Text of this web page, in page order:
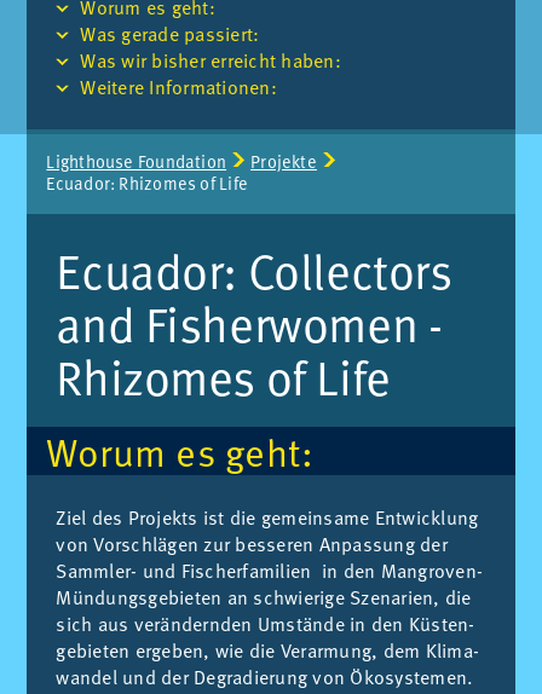
Wor­um es geht:
Was ge­ra­de pas­siert:
Was wir bis­her er­reicht ha­ben:
Wei­te­re In­for­ma­tio­nen:
Seitenpfad:
Lighthouse Foun­da­ti­on
Pro­jek­te
Ecua­dor: Rhi­zo­mes of Life
Ecua­dor: Collec­tors
and Fis­her­wo­men -
Rhi­zo­mes of Life
Wor­um es geht:
Ziel des Pro­jekts ist die ge­mein­sa­me Ent­wick­lung
von Vor­schlä­gen zur bes­se­ren An­pas­sung der
Samm­ler- und Fi­scher­fa­mi­li­en in den Man­gro­ven-
Mün­dungs­ge­bie­ten an schwie­ri­ge Sze­na­ri­en, die
sich aus ver­än­dern­den Um­stän­de in den Küs­ten­
ge­bie­ten er­ge­ben, wie die Ver­ar­mung, dem Kli­ma­
wan­del und der De­gra­die­rung von Öko­sys­te­men.